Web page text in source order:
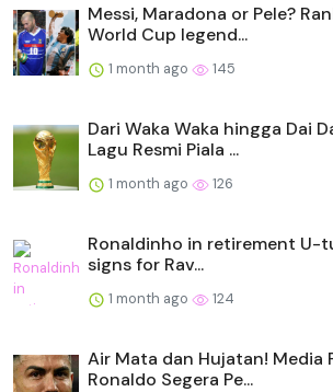
Messi, Maradona or Pele?
World Cup legend...
1 month ago 145
Dari Waka Waka hingga Dai
Lagu Resmi Piala ...
1 month ago 126
Ronaldinho in retirement U-
signs for Rav...
1 month ago 124
Air Mata dan Hujatan! Media
Ronaldo Segera Pe...